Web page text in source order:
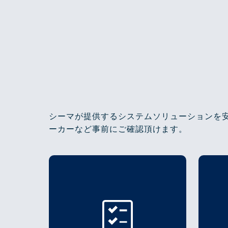
シーマが提供するシステムソリューション
ーカーなど事前にご確認頂けます。